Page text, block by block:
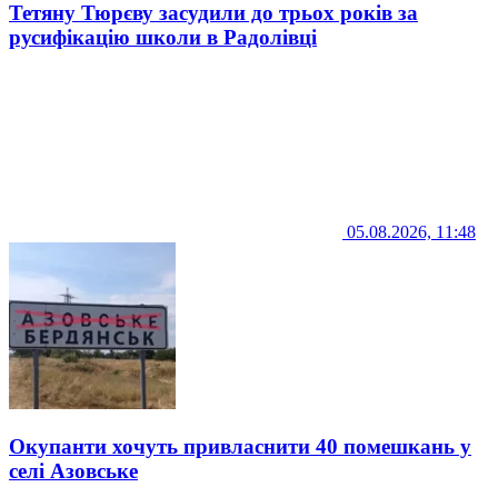
Тетяну Тюрєву засудили до трьох років за
русифікацію школи в Радолівці
05.08.2026, 11:48
Окупанти хочуть привласнити 40 помешкань у
селі Азовське